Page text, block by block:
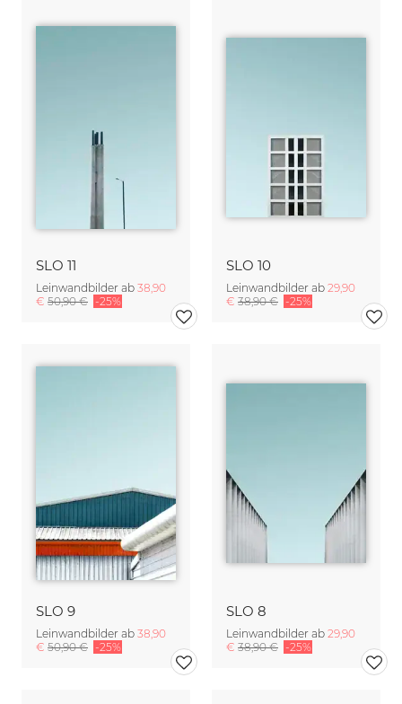
SLO 11
Leinwandbilder ab 38,90
€ 50,90 € -25%
SLO 10
Leinwandbilder ab 29,90
€ 38,90 € -25%
SLO 9
Leinwandbilder ab 38,90
€ 50,90 € -25%
SLO 8
Leinwandbilder ab 29,90
€ 38,90 € -25%